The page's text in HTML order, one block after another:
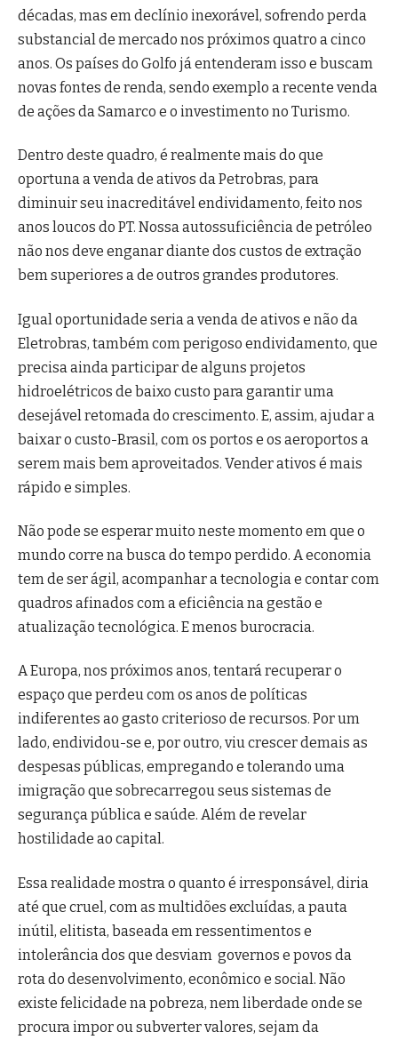
décadas, mas em declínio inexorável, sofrendo perda
substancial de mercado nos próximos quatro a cinco
anos. Os países do Golfo já entenderam isso e buscam
novas fontes de renda, sendo exemplo a recente venda
de ações da Samarco e o investimento no Turismo.
Dentro deste quadro, é realmente mais do que
oportuna a venda de ativos da Petrobras, para
diminuir seu inacreditável endividamento, feito nos
anos loucos do PT. Nossa autossuficiência de petróleo
não nos deve enganar diante dos custos de extração
bem superiores a de outros grandes produtores.
Igual oportunidade seria a venda de ativos e não da
Eletrobras, também com perigoso endividamento, que
precisa ainda participar de alguns projetos
hidroelétricos de baixo custo para garantir uma
desejável retomada do crescimento. E, assim, ajudar a
baixar o custo-Brasil, com os portos e os aeroportos a
serem mais bem aproveitados. Vender ativos é mais
rápido e simples.
Não pode se esperar muito neste momento em que o
mundo corre na busca do tempo perdido. A economia
tem de ser ágil, acompanhar a tecnologia e contar com
quadros afinados com a eficiência na gestão e
atualização tecnológica. E menos burocracia.
A Europa, nos próximos anos, tentará recuperar o
espaço que perdeu com os anos de políticas
indiferentes ao gasto criterioso de recursos. Por um
lado, endividou-se e, por outro, viu crescer demais as
despesas públicas, empregando e tolerando uma
imigração que sobrecarregou seus sistemas de
segurança pública e saúde. Além de revelar
hostilidade ao capital.
Essa realidade mostra o quanto é irresponsável, diria
até que cruel, com as multidões excluídas, a pauta
inútil, elitista, baseada em ressentimentos e
intolerância dos que desviam governos e povos da
rota do desenvolvimento, econômico e social. Não
existe felicidade na pobreza, nem liberdade onde se
procura impor ou subverter valores, sejam da